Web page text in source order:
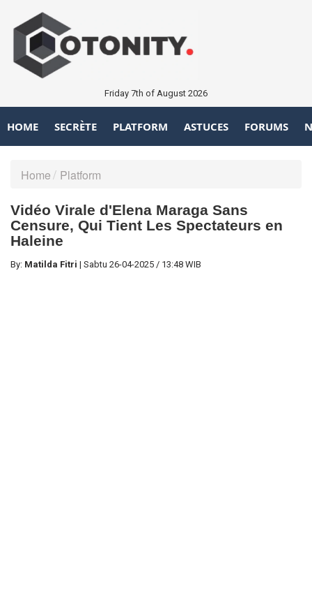
Friday 7th of August 2026
HOME SECRÈTE PLATFORM ASTUCES FORUMS
Home Platform
Vidéo Virale d'Elena Maraga Sans
Censure, Qui Tient Les Spectateurs en
Haleine
By: Matilda Fitri | Sabtu 26-04-2025 / 13:48 WIB